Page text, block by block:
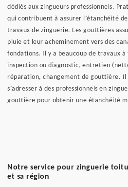
dédiés aux zingueurs professionnels.
qui contribuent à assurer l’étanchéité
travaux de zinguerie. Les gouttières
pluie et leur acheminement vers des
fondations. Il y a beaucoup de travaux
inspection ou diagnostic, entretien
réparation, changement de gouttière.
s’adresser à des professionnels en
gouttière pour obtenir une étanchéité
Notre service pour zinguerie
et sa région